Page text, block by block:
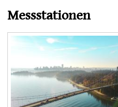
Messstationen